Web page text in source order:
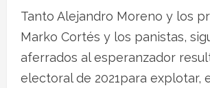
Tanto Alejandro Moreno y los
Marko Cortés y los panistas,
aferrados al esperanzador
electoral de 2021para explotar,